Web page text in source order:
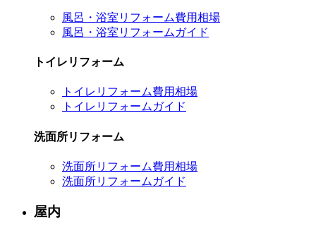
風呂・浴室リフォーム費用相場
風呂・浴室リフォームガイド
トイレリフォーム
トイレリフォーム費用相場
トイレリフォームガイド
洗面所リフォーム
洗面所リフォーム費用相場
洗面所リフォームガイド
屋内